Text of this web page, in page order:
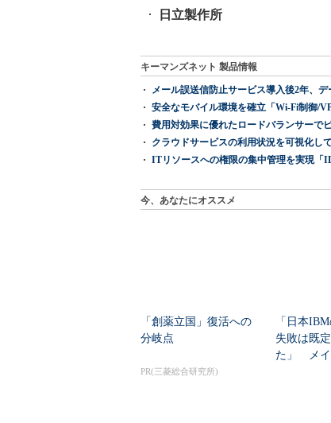
日立製作所
キーマンズネット 製品情報
メール誤送信防止サービス導入後2年、デ
安全なモバイル環境を確立「Wi-Fi制御/
費用対効果に優れたロードバランサーで
クラウドサービスの利用状況を可視化し
ITリソースへの権限の集中管理を実現「
今、あなたにオススメ
「創薬立国」復活への
分岐点
PR(三菱総合研究所)
「日本
失敗は既
た」 メイ